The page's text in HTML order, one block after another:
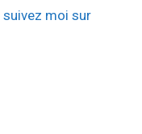
suivez moi sur